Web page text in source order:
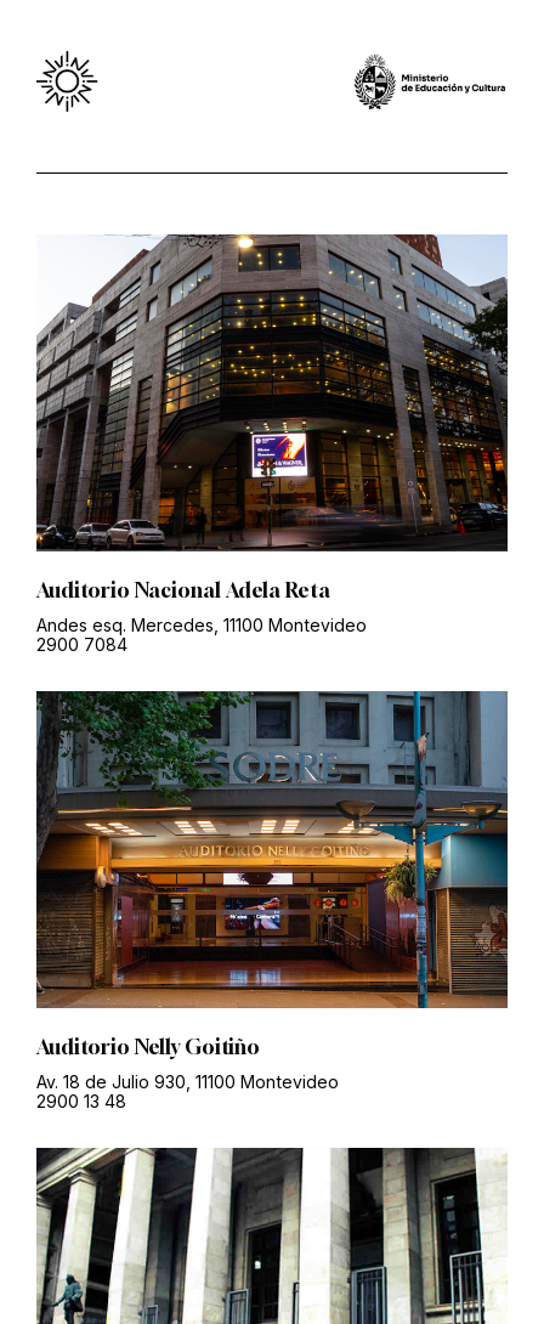
Auditorio Nacional Adela Reta
Andes esq. Mercedes, 11100 Montevideo
2900 7084
Auditorio Nelly Goitiño
Av. 18 de Julio 930, 11100 Montevideo
2900 13 48